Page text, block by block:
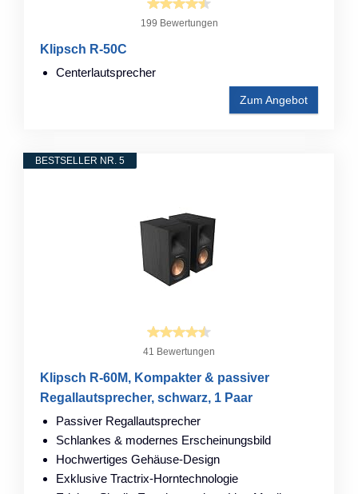
199 Bewertungen
Klipsch R-50C
Centerlautsprecher
Zum Angebot
BESTSELLER NR. 5
41 Bewertungen
Klipsch R-60M, Kompakter & passiver
Regallautsprecher, schwarz, 1 Paar
Passiver Regallautsprecher
Schlankes & modernes Erscheinungsbild
Hochwertiges Gehäuse-Design
Exklusive Tractrix-Horntechnologie